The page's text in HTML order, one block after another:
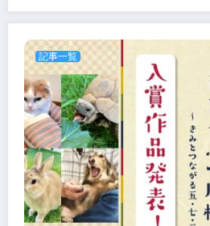
記事一覧